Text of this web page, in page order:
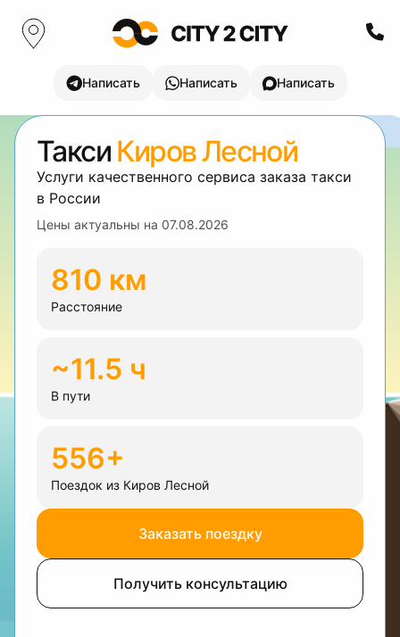
Написать Написать Написать
Такси Киров Лесной
Услуги качественного сервиса заказа такси
в России
Цены актуальны на 07.08.2026
810 км
Расстояние
~11.5 ч
В пути
556+
Поездок из Киров Лесной
Заказать поездку
Получить консультацию